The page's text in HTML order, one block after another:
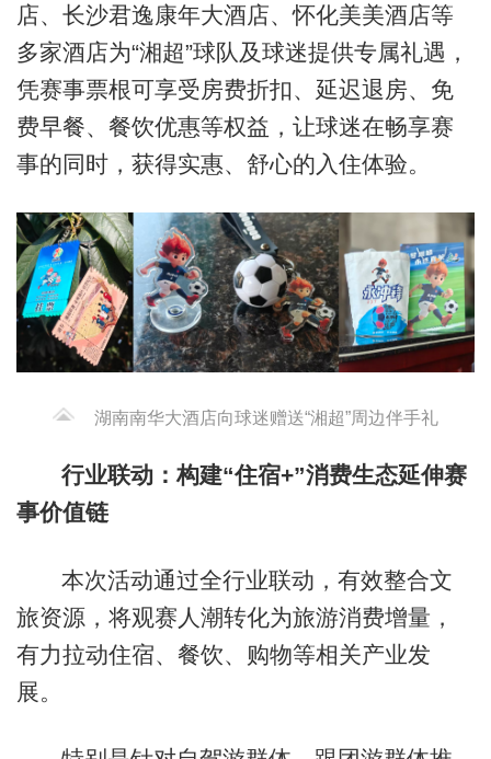
店、长沙君逸康年大酒店、怀化美美酒店等
多家酒店为“湘超”球队及球迷提供专属礼遇，
凭赛事票根可享受房费折扣、延迟退房、免
费早餐、餐饮优惠等权益，让球迷在畅享赛
事的同时，获得实惠、舒心的入住体验。
湖南南华大酒店向球迷赠送“湘超”周边伴手礼
行业联动：构建“住宿+”消费生态延伸赛
事价值链
本次活动通过全行业联动，有效整合文
旅资源，将观赛人潮转化为旅游消费增量，
有力拉动住宿、餐饮、购物等相关产业发
展。